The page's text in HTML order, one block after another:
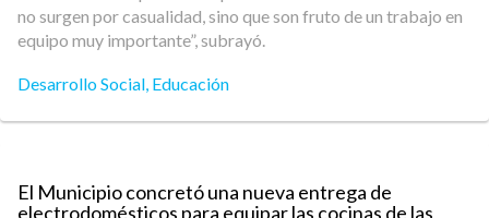
no surgen por casualidad, sino que son fruto de un trabajo en
equipo muy importante”, subrayó.
Desarrollo Social, Educación
El Municipio concretó una nueva entrega de
electrodomésticos para equipar las cocinas de las